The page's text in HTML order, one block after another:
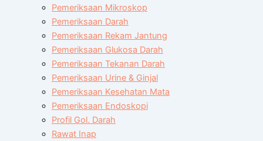
Pemeriksaan Mikroskop
Pemeriksaan Darah
Pemeriksaan Rekam Jantung
Pemeriksaan Glukosa Darah
Pemeriksaan Tekanan Darah
Pemeriksaan Urine & Ginjal
Pemeriksaan Kesehatan Mata
Pemeriksaan Endoskopi
Profil Gol. Darah
Rawat Inap